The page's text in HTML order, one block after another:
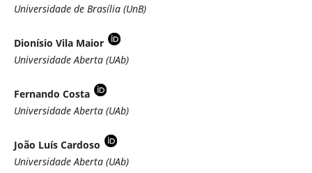
Universidade de Brasília (UnB)
Dionísio Vila Maior
Universidade Aberta (UAb)
Fernando Costa
Universidade Aberta (UAb)
João Luís Cardoso
Universidade Aberta (UAb)